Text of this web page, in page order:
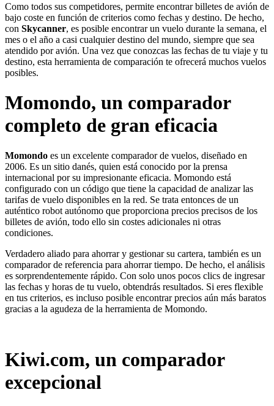
Como todos sus competidores, permite encontrar billetes de avión de
bajo coste en función de criterios como fechas y destino. De hecho,
con Skycanner, es posible encontrar un vuelo durante la semana, el
mes o el año a casi cualquier destino del mundo, siempre que sea
atendido por avión. Una vez que conozcas las fechas de tu viaje y tu
destino, esta herramienta de comparación te ofrecerá muchos vuelos
posibles.
Momondo, un comparador
completo de gran eficacia
Momondo es un excelente comparador de vuelos, diseñado en
2006. Es un sitio danés, quien está conocido por la prensa
internacional por su impresionante eficacia. Momondo está
configurado con un código que tiene la capacidad de analizar las
tarifas de vuelo disponibles en la red. Se trata entonces de un
auténtico robot autónomo que proporciona precios precisos de los
billetes de avión, todo ello sin costes adicionales ni otras
condiciones.
Verdadero aliado para ahorrar y gestionar su cartera, también es un
comparador de referencia para ahorrar tiempo. De hecho, el análisis
es sorprendentemente rápido. Con solo unos pocos clics de ingresar
las fechas y horas de tu vuelo, obtendrás resultados. Si eres flexible
en tus criterios, es incluso posible encontrar precios aún más baratos
gracias a la agudeza de la herramienta de Momondo.
Kiwi.com, un comparador
excepcional